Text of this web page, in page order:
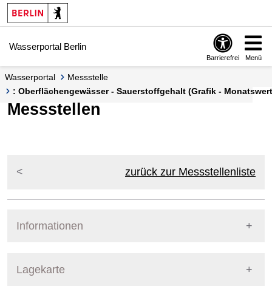
Springe zur Navigation
Springe zum Inhalt
Wasserportal Berlin
Barrierefrei Menü
Wasserportal
Messstelle
: Oberflächengewässer - Sauerstoffgehalt (Grafik -
Messstellen
zurück zur Messstellenliste
Informationen
Lagekarte